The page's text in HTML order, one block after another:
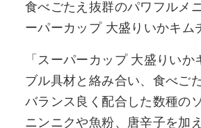
食べごたえ抜群のパワフルメ
ーパーカップ 大盛りいかキム
「スーパーカップ 大盛りい
ブル具材と絡み合い、食べご
バランス良く配合した数種の
ニンニクや魚粉、唐辛子を加